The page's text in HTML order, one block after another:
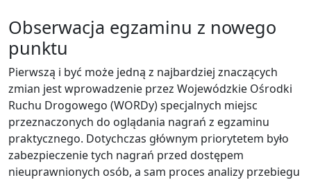
Obserwacja egzaminu z nowego
punktu
Pierwszą i być może jedną z najbardziej znaczących
zmian jest wprowadzenie przez Wojewódzkie Ośrodki
Ruchu Drogowego (WORDy) specjalnych miejsc
przeznaczonych do oglądania nagrań z egzaminu
praktycznego. Dotychczas głównym priorytetem było
zabezpieczenie tych nagrań przed dostępem
nieuprawnionych osób, a sam proces analizy przebiegu